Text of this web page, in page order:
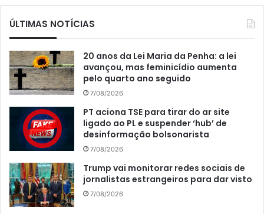
ÚLTIMAS NOTÍCIAS
20 anos da Lei Maria da Penha: a lei
avançou, mas feminicídio aumenta
pelo quarto ano seguido
7/08/2026
PT aciona TSE para tirar do ar site
ligado ao PL e suspender ‘hub’ de
desinformação bolsonarista
7/08/2026
Trump vai monitorar redes sociais de
jornalistas estrangeiros para dar visto
7/08/2026